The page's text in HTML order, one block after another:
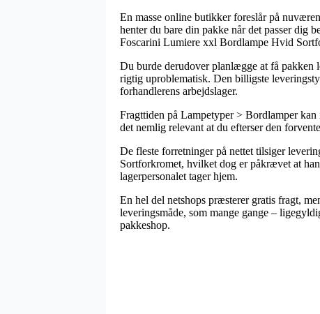
En masse online butikker foreslår på
henter du bare din pakke når det passer dig
Foscarini Lumiere xxl Bordlampe Hvid
Du burde derudover planlægge at få pakken
rigtig uproblematisk. Den billigste
forhandlerens arbejdslager.
Fragttiden på Lampetyper > Bordlamper
det nemlig relevant at du efterser den
De fleste forretninger på nettet tilsiger
Sortforkromet, hvilket dog er påkrævet at
lagerpersonalet tager hjem.
En hel del netshops præsterer gratis fragt,
leveringsmåde, som mange gange –
pakkeshop.